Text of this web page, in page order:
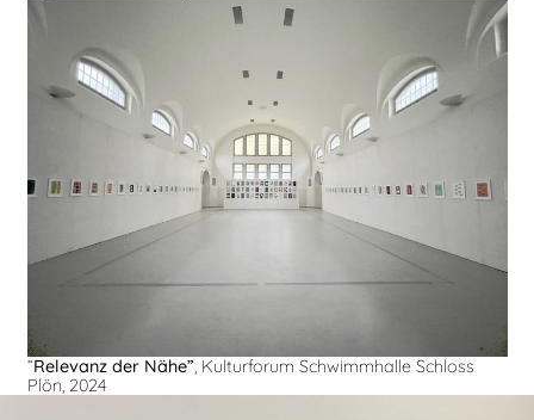
“Relevanz der Nähe”, Kulturforum Schwimmhalle Schloss
Plön, 2024